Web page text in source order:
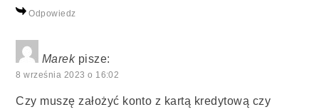
Odpowiedz
Marek pisze:
8 września 2023 o 16:02
Czy muszę założyć konto z kartą kredytową czy